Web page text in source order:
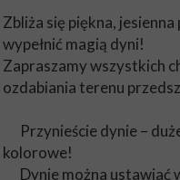
Zbliża się piękna,
wypełnić magią dyni!
Zapraszamy wszystkich
ozdabiania terenu
Przynieście dynie –
kolorowe!
Dynie można ustawiać